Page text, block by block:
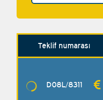
Teklif numarası
D08L/8311